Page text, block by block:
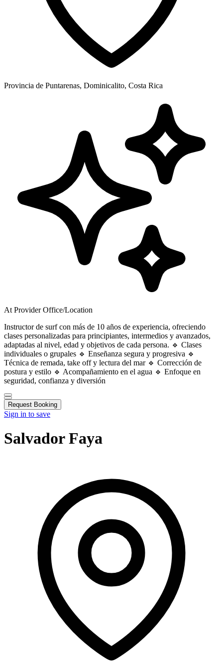
Provincia de Puntarenas, Dominicalito, Costa Rica
At Provider Office/Location
Instructor de surf con más de 10 años de experiencia, ofreciendo
clases personalizadas para principiantes, intermedios y avanzados,
adaptadas al nivel, edad y objetivos de cada persona. 🔹 Clases
individuales o grupales 🔹 Enseñanza segura y progresiva 🔹
Técnica de remada, take off y lectura del mar 🔹 Corrección de
postura y estilo 🔹 Acompañamiento en el agua 🔹 Enfoque en
seguridad, confianza y diversión
Request Booking
Sign in to save
Salvador Faya